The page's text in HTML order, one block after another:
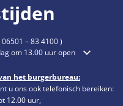
06501 – 83 4100)
te verbergen
om 13.00 uur open
het burgerbureau:
u ons ook telefonisch bereiken:
12.00 uur,